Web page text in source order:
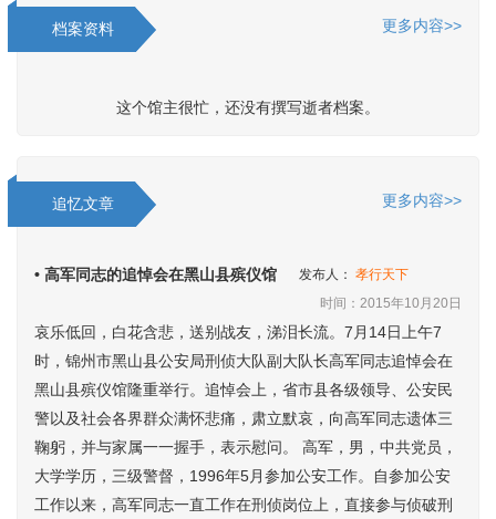
档案资料 更多内容>>
这个馆主很忙，还没有撰写逝者档案。
追忆文章 更多内容>>
• 高军同志的追悼会在黑山县殡仪馆 发布人： 孝行天下
时间：2015年10月20日
哀乐低回，白花含悲，送别战友，涕泪长流。7月14日上午7
时，锦州市黑山县公安局刑侦大队副大队长高军同志追悼会在
黑山县殡仪馆隆重举行。追悼会上，省市县各级领导、公安民
警以及社会各界群众满怀悲痛，肃立默哀，向高军同志遗体三
鞠躬，并与家属一一握手，表示慰问。 高军，男，中共党员，
大学学历，三级警督，1996年5月参加公安工作。自参加公安
工作以来，高军同志一直工作在刑侦岗位上，直接参与侦破刑